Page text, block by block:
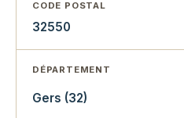
CODE POSTAL
32550
DÉPARTEMENT
Gers (32)